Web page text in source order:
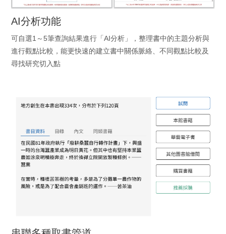
AI分析功能
可自選1～5筆查詢結果進行「AI分析」，整理書中的主題分析與
進行觀點比較，能更快速的建立書中關係脈絡、不同觀點比較及
尋找研究切入點